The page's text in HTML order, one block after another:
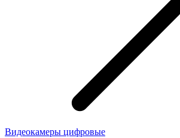
Видеокамеры цифровые